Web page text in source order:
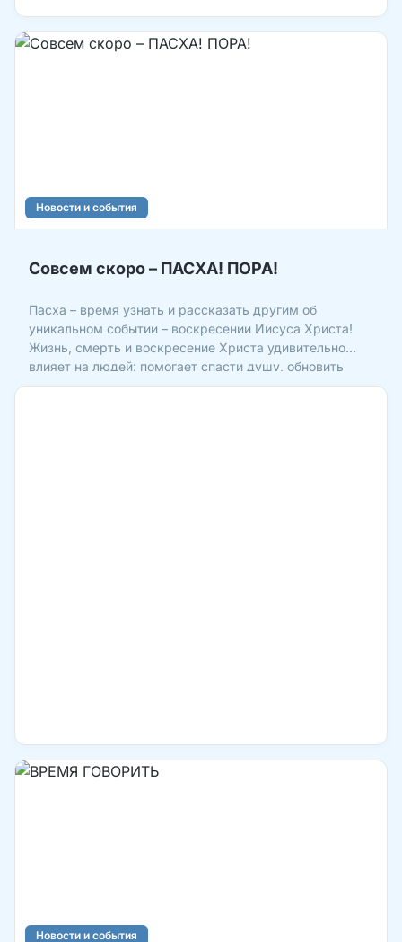
Новости и события
Совсем скоро – ПАСХА! ПОРА!
Пасха – время узнать и рассказать другим об
уникальном событии – воскресении Иисуса Христа!
Жизнь, смерть и воскресение Христа удивительно
влияет на людей: помогает спасти душу, обновить
жизнь, изменить то, что не менялось годами! Поэтому
Новости и события